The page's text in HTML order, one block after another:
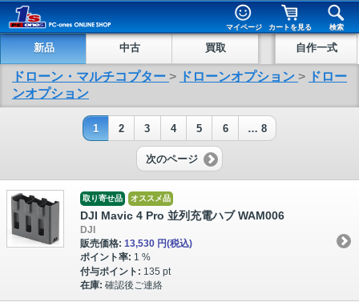
マイページ カートを見る 検索
新品 中古 買取 自作一式
ドローン・マルチコプター > ドローンオプション >
ドロー
ンオプション
1 2 3 4 5 6 … 8
次のページ
取り寄せ品 オススメ品
DJI Mavic 4 Pro 並列充電ハブ WAM006
DJI
販売価格: 13,530 円(税込)
ポイント率: 1 %
付与ポイント: 135 pt
在庫: 確認後ご連絡